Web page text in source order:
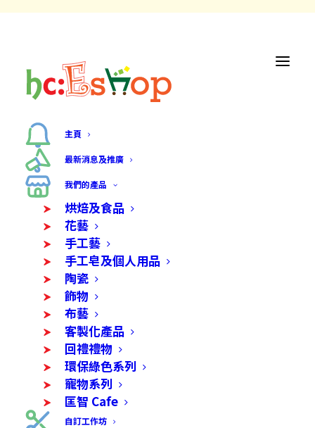
主頁
最新消息及推廣
我們的產品
烘焙及食品
花藝
手工藝
手工皂及個人用品
陶瓷
飾物
布藝
客製化產品
回禮禮物
環保綠色系列
寵物系列
匡智 Cafe
自訂工作坊